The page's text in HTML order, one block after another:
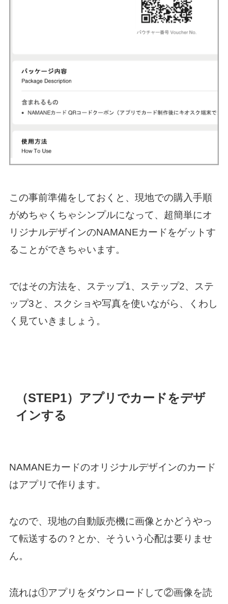
この事前準備をしておくと、現地での購入手順
がめちゃくちゃシンプルになって、超簡単にオ
リジナルデザインのNAMANEカードをゲットす
ることができちゃいます。
ではその方法を、ステップ1、ステップ2、ステ
ップ3と、スクショや写真を使いながら、くわし
く見ていきましょう。
（STEP1）アプリでカードをデザ
インする
NAMANEカードのオリジナルデザインのカード
はアプリで作ります。
なので、現地の自動販売機に画像とかどうやっ
て転送するの？とか、そういう心配は要りませ
ん。
流れは①アプリをダウンロードして②画像を読